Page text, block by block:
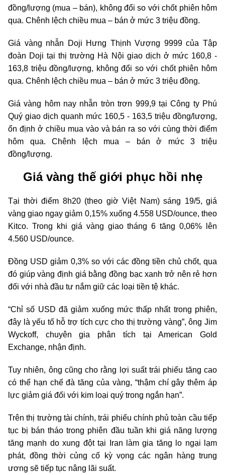
đồng/lượng (mua – bán), không đổi so với chốt phiên hôm
qua. Chênh lệch chiều mua – bán ở mức 3 triệu đồng.
Giá vàng nhẫn Doji Hưng Thịnh Vượng 9999 của Tập
đoàn Doji tại thị trường Hà Nội giao dịch ở mức 160,8 -
163,8 triệu đồng/lượng, không đổi so với chốt phiên hôm
qua. Chênh lệch chiều mua – bán ở mức 3 triệu đồng.
Giá vàng hôm nay nhẫn tròn trơn 999,9 tại Công ty Phú
Quý giao dịch quanh mức 160,5 - 163,5 triệu đồng/lượng,
ổn định ở chiều mua vào và bán ra so với cùng thời điểm
hôm qua. Chênh lệch mua – bán ở mức 3 triệu
đồng/lượng.
Giá vàng thế giới phục hồi nhẹ
Tại thời điểm 8h20 (theo giờ Việt Nam) sáng 19/5, giá
vàng giao ngay giảm 0,15% xuống 4.558 USD/ounce, theo
Kitco. Trong khi giá vàng giao tháng 6 tăng 0,06% lên
4.560 USD/ounce.
Đồng USD giảm 0,3% so với các đồng tiền chủ chốt, qua
đó giúp vàng định giá bằng đồng bạc xanh trở nên rẻ hơn
đối với nhà đầu tư nắm giữ các loại tiền tệ khác.
“Chỉ số USD đã giảm xuống mức thấp nhất trong phiên,
đây là yếu tố hỗ trợ tích cực cho thị trường vàng”, ông Jim
Wyckoff, chuyên gia phân tích tại American Gold
Exchange, nhận định.
Tuy nhiên, ông cũng cho rằng lợi suất trái phiếu tăng cao
có thể hạn chế đà tăng của vàng, “thậm chí gây thêm áp
lực giảm giá đối với kim loại quý trong ngắn hạn”.
Trên thị trường tài chính, trái phiếu chính phủ toàn cầu tiếp
tục bị bán tháo trong phiên đầu tuần khi giá năng lượng
tăng mạnh do xung đột tại Iran làm gia tăng lo ngại lạm
phát, đồng thời củng cố kỳ vọng các ngân hàng trung
ương sẽ tiếp tục nâng lãi suất.